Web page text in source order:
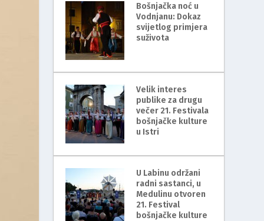
Bošnjačka noć u
Vodnjanu: Dokaz
svijetlog primjera
suživota
Velik interes
publike za drugu
večer 21. Festivala
bošnjačke kulture
u Istri
U Labinu održani
radni sastanci, u
Medulinu otvoren
21. Festival
bošnjačke kulture